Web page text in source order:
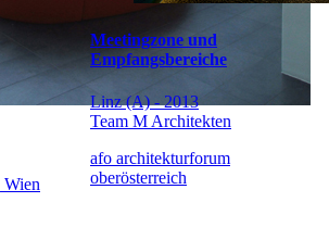
Meetingzone und
Empfangsbereiche
Linz (A) - 2013
Team M Architekten
afo architekturforum
oberösterreich